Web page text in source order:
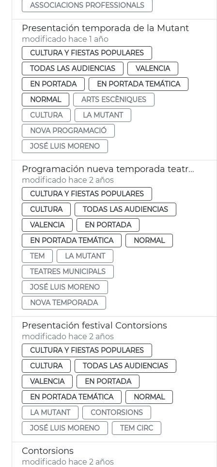
ASSOCIACIONS PROFESSIONALS
Presentación temporada de la Mutant
modificado hace 1 año
CULTURA Y FIESTAS POPULARES
TODAS LAS AUDIENCIAS
VALENCIA
EN PORTADA
EN PORTADA TEMÁTICA
NORMAL
ARTS ESCÈNIQUES
CULTURA
LA MUTANT
NOVA PROGRAMACIÓ
JOSÉ LUIS MORENO
Programación nueva temporada teatros municipales
modificado hace 2 años
CULTURA Y FIESTAS POPULARES
CULTURA
TODAS LAS AUDIENCIAS
VALENCIA
EN PORTADA
EN PORTADA TEMÁTICA
NORMAL
TEM
LA MUTANT
TEATRES MUNICIPALS
JOSÉ LUIS MORENO
NOVA TEMPORADA
Presentación festival Contorsions
modificado hace 2 años
CULTURA Y FIESTAS POPULARES
CULTURA
TODAS LAS AUDIENCIAS
VALENCIA
EN PORTADA
EN PORTADA TEMÁTICA
NORMAL
LA MUTANT
CONTORSIONS
JOSÉ LUIS MORENO
TEM CIRC
Contorsions
modificado hace 2 años